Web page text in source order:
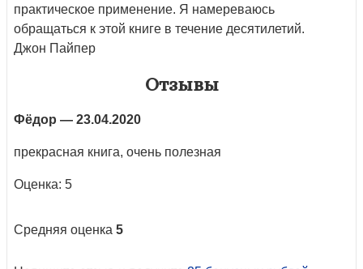
практическое применение. Я намереваюсь
обращаться к этой книге в течение десятилетий.
Джон Пайпер
Отзывы
Фёдор — 23.04.2020
прекрасная книга, очень полезная
Оценка: 5
Средняя оценка 5